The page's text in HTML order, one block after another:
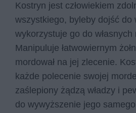
Kostryn jest człowiekiem
wszystkiego, byleby dojść do
wykorzystuje go do
Manipuluje łatwowiernym
mordował na jej zlecenie.
każde polecenie swojej
zaślepiony żądzą władzy i
do wywyższenie jego